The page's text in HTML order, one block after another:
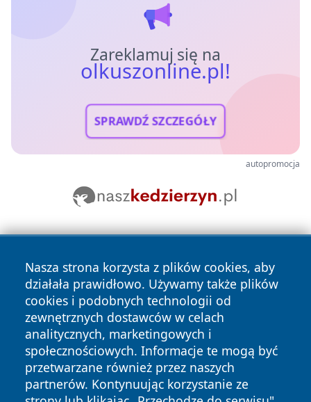
Zareklamuj się na
olkuszonline.pl!
SPRAWDŹ SZCZEGÓŁY
autopromocja
Nasza strona korzysta z plików cookies, aby
działała prawidłowo. Używamy także plików
cookies i podobnych technologii od
zewnętrznych dostawców w celach
analitycznych, marketingowych i
społecznościowych. Informacje te mogą być
przetwarzane również przez naszych
partnerów. Kontynuując korzystanie ze
Copyright © 2026 olkuszonline.pl Wszystkie prawa
zastrzeżone.
News Autorzy
Polityka
Polityka